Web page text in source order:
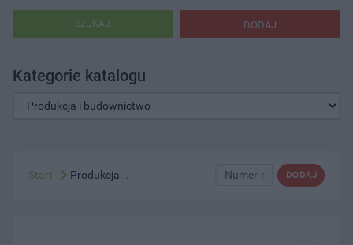
DODAJ
SZUKAJ
Kategorie katalogu
DODAJ
Numer ↑
Start Produkcja...